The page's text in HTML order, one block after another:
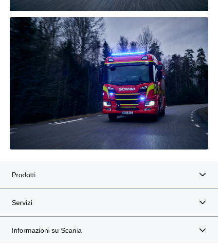
Prodotti
Servizi
Informazioni su Scania